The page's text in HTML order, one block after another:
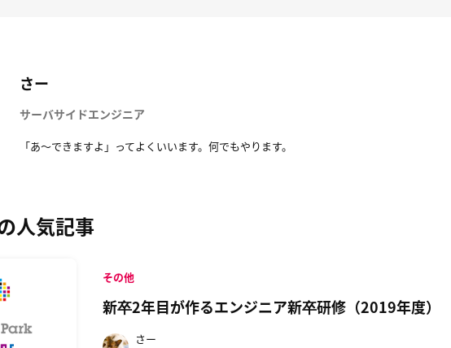
さー
サーバサイドエンジニア
「あ〜できますよ」ってよくいいます。何でもやります。
人気記事
新卒2年目が作るエンジニア新卒研修（2019年度）
その他
さー